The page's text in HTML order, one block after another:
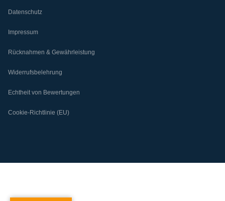
Datenschutz
Impressum
Rücknahmen & Gewährleistung
Widerrufsbelehrung
Echtheit von Bewertungen
Cookie-Richtlinie (EU)